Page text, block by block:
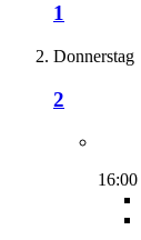
1
Donnerstag
2
16:00